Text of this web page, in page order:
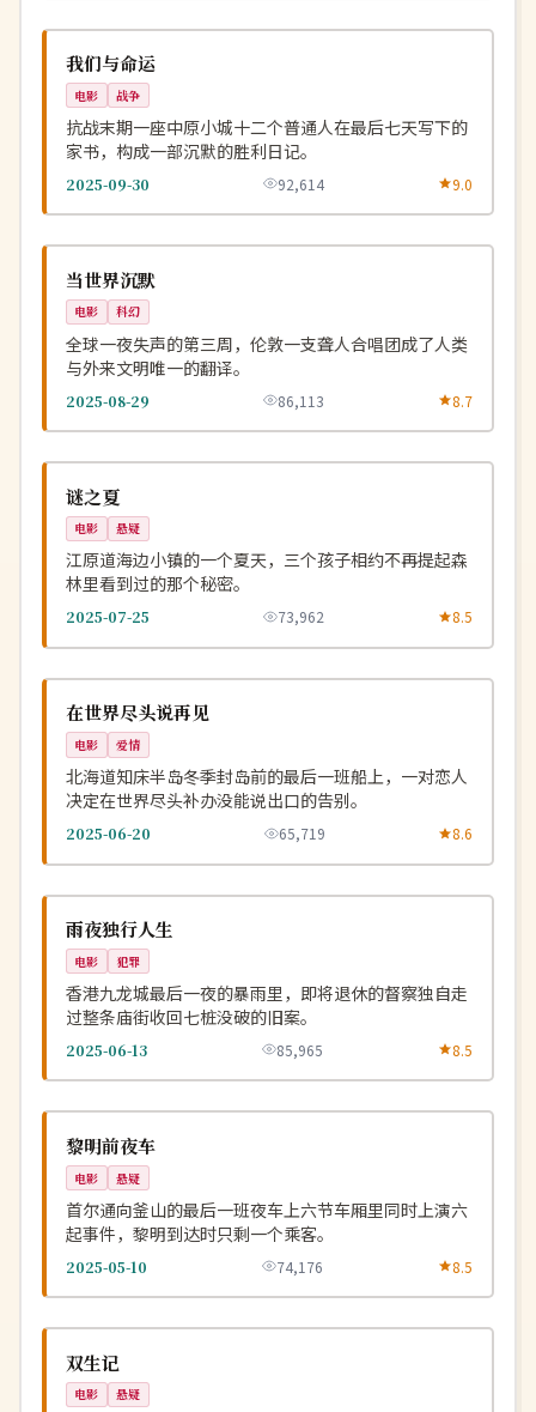
中国
我们与命运
电影 战争
抗战末期一座中原小城十二个普通人在最后七天写下的
家书，构成一部沉默的胜利日记。
2025-09-30 92,614 9.0
英国
当世界沉默
电影 科幻
全球一夜失声的第三周，伦敦一支聋人合唱团成了人类
与外来文明唯一的翻译。
2025-08-29 86,113 8.7
韩国
谜之夏
电影 悬疑
江原道海边小镇的一个夏天，三个孩子相约不再提起森
林里看到过的那个秘密。
2025-07-25 73,962 8.5
日本
在世界尽头说再见
电影 爱情
北海道知床半岛冬季封岛前的最后一班船上，一对恋人
决定在世界尽头补办没能说出口的告别。
2025-06-20 65,719 8.6
中国
雨夜独行人生
电影 犯罪
香港九龙城最后一夜的暴雨里，即将退休的督察独自走
过整条庙街收回七桩没破的旧案。
2025-06-13 85,965 8.5
韩国
黎明前夜车
电影 悬疑
首尔通向釜山的最后一班夜车上六节车厢里同时上演六
起事件，黎明到达时只剩一个乘客。
2025-05-10 74,176 8.5
中国
双生记
电影 悬疑